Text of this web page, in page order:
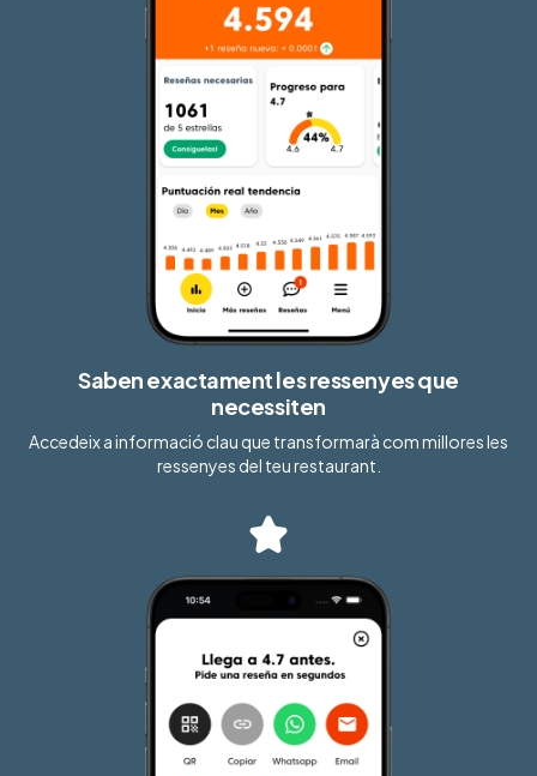
Saben exactament les ressenyes que
necessiten
Accedeix a informació clau que transformarà com millores les
ressenyes del teu restaurant.